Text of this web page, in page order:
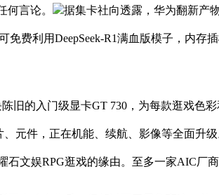
言论。 据集卡社向透露，华为翻新产
免费利用DeepSeek-R1满血版模子，内存
的入门级显卡GT 730，为每款逛戏色彩
元件，正在机能、续航、影像等全面升
文娱RPG逛戏的缘由。至多一家AIC厂商